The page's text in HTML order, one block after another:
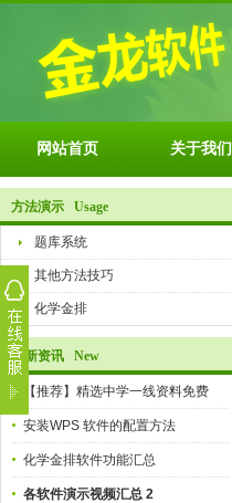
网站首页 关于我们
方法演示 Usage
题库系统
其他方法技巧
化学金排
最新资讯 New
【推荐】精选中学一线资料免费
安装WPS 软件的配置方法
化学金排软件功能汇总
各软件演示视频汇总 2